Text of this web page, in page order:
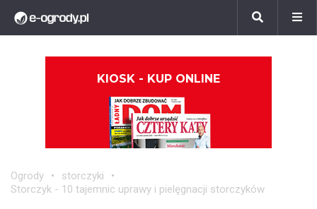
KIOSK - KUP ONLINE
Ogrody
storczyki
Storczyk - 10 tajemnic uprawy i pielęgnacji storczyków